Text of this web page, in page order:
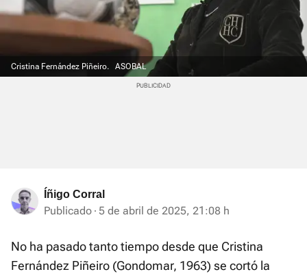
Cristina Fernández Piñeiro. ASOBAL
Íñigo Corral
Publicado 5 de abril de 2025, 21:08 h
No ha pasado tanto tiempo desde que Cristina
Fernández Piñeiro (Gondomar, 1963) se cortó la